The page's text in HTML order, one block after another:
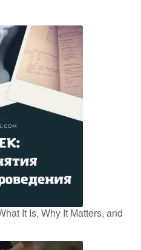
It Is, Why It Matters, and